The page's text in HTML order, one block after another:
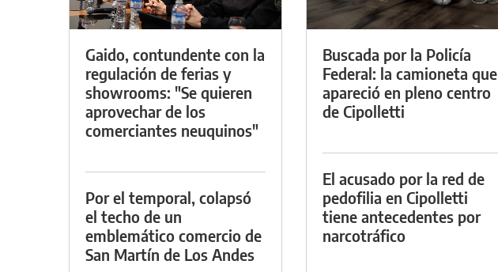
Gaido, contundente con la
regulación de ferias y
showrooms: "Se quieren
aprovechar de los
comerciantes neuquinos"
Por el temporal, colapsó
el techo de un
emblemático comercio de
San Martín de Los Andes
Buscada por la Policía
Federal: la camioneta que
apareció en pleno centro
de Cipolletti
El acusado por la red de
pedofilia en Cipolletti
tiene antecedentes por
narcotráfico